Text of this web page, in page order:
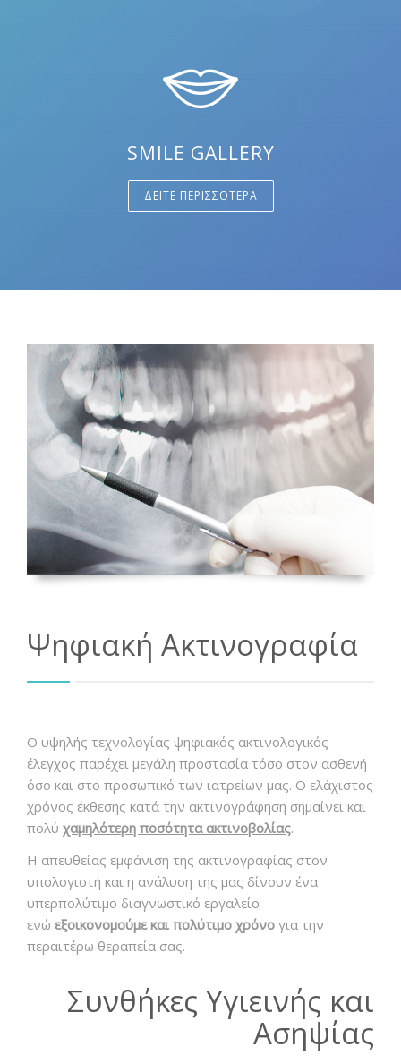
SMILE GALLERY
ΔΕΙΤΕ ΠΕΡΙΣΣΟΤΕΡΑ
Ψηφιακή Ακτινογραφία
Ο υψηλής τεχνολογίας ψηφιακός ακτινολογικός
έλεγχος παρέχει μεγάλη προστασία τόσο στον ασθενή
όσο και στο προσωπικό των ιατρείων μας. Ο ελάχιστος
χρόνος έκθεσης κατά την ακτινογράφηση σημαίνει και
πολύ χαμηλότερη ποσότητα ακτινοβολίας.
Η απευθείας εμφάνιση της ακτινογραφίας στον
υπολογιστή και η ανάλυση της μας δίνουν ένα
υπερπολύτιμο διαγνωστικό εργαλείο
ενώ εξοικονομούμε και πολύτιμο χρόνο για την
περαιτέρω θεραπεία σας.
Συνθήκες Υγιεινής και
Ασηψίας